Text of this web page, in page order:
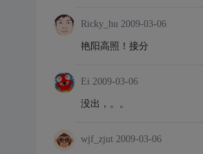
Ricky_hu 2009-03-06
艳阳高照！接分
Ei 2009-03-06
没出，。。
wjf_zjut 2009-03-06